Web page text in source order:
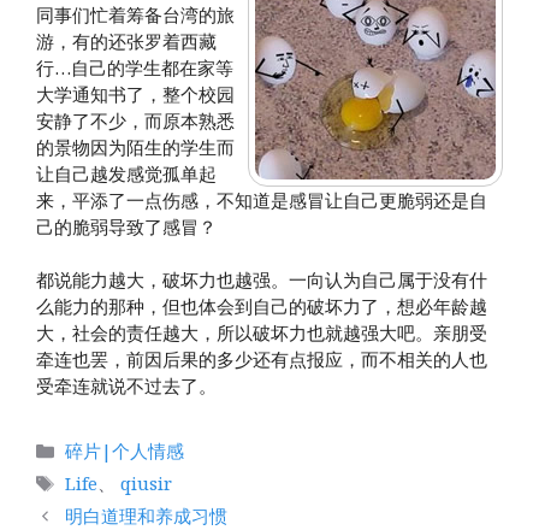
同事们忙着筹备台湾的旅
游，有的还张罗着西藏
行…自己的学生都在家等
大学通知书了，整个校园
安静了不少，而原本熟悉
的景物因为陌生的学生而
让自己越发感觉孤单起
来，平添了一点伤感，不知道是感冒让自己更脆弱还是自
己的脆弱导致了感冒？
都说能力越大，破坏力也越强。一向认为自己属于没有什
么能力的那种，但也体会到自己的破坏力了，想必年龄越
大，社会的责任越大，所以破坏力也就越强大吧。亲朋受
牵连也罢，前因后果的多少还有点报应，而不相关的人也
受牵连就说不过去了。
分
类
碎片|个人情感
标
签
Life、 qiusir
明白道理和养成习惯